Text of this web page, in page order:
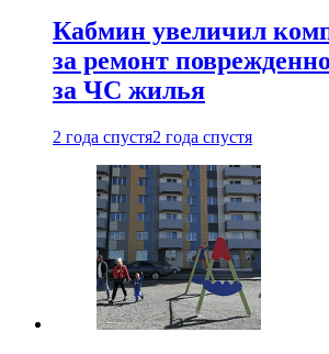
Кабмин увеличил
за ремонт
за ЧС жилья
2 года спустя2 года спустя